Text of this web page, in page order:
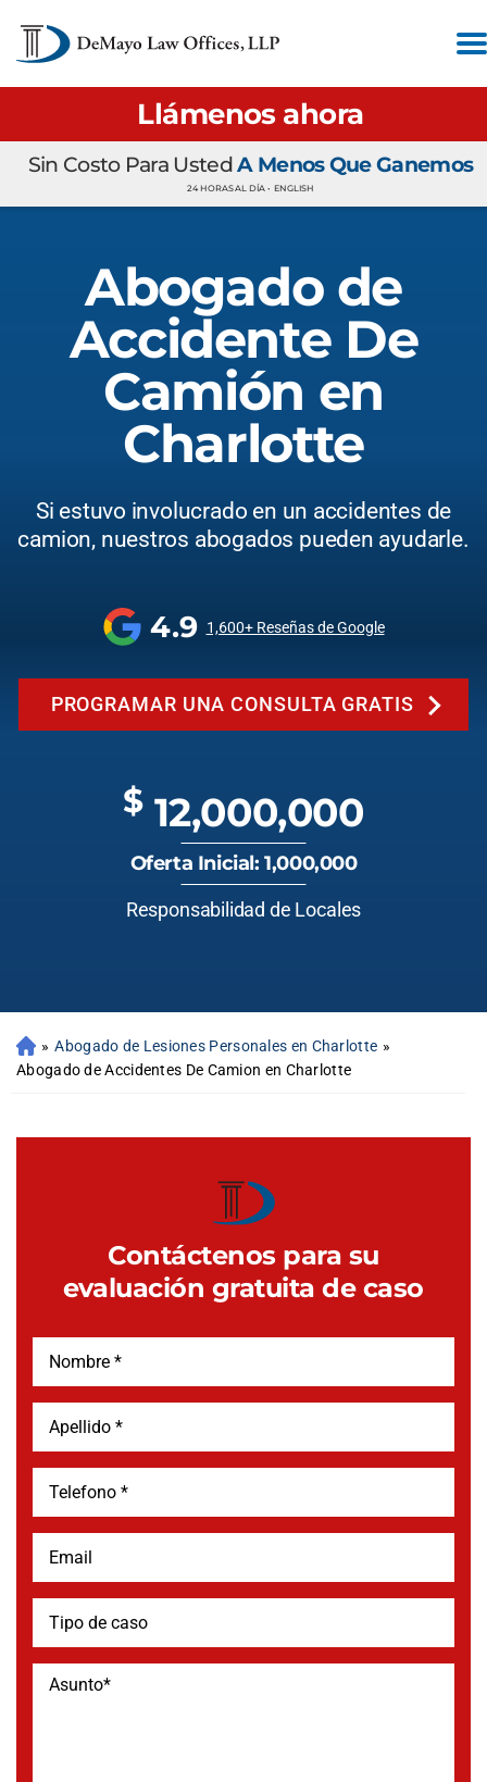
Llámenos ahora
Sin Costo Para UstedA Menos Que Ganemos
24 HORAS AL DÍA • ENGLISH
Abogado de
Accidente De
Camión en
Charlotte
Si estuvo involucrado en un accidentes de
camion, nuestros abogados pueden ayudarle.
4.9 1,600+ Reseñas de Google
PROGRAMAR UNA CONSULTA GRATIS
$ 12,000,000
Oferta Inicial: 1,000,000
Responsabilidad de Locales
» Abogado de Lesiones Personales en Charlotte »
Abogado de Accidentes De Camion en Charlotte
Contáctenos para su
evaluación gratuita de caso